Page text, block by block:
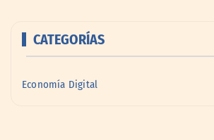
CATEGORÍAS
Economía Digital